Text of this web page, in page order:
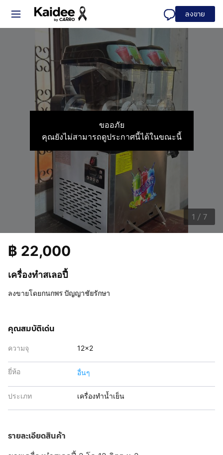
ลงขาย
ขออภัย
คุณยังไม่สามารถดูประกาศนี้ได้ในขณะนี้
1 / 7
เครื่องทำสเลอปี้
฿ 22,000
ลงขายโดยกนกพร ปัญญาชัยรักษา
คุณสมบัติเด่น
ความจุ 12x2
ยี่ห้อ อื่นๆ
ประเภท เครื่องทำน้ำเย็น
รายละเอียดสินค้า